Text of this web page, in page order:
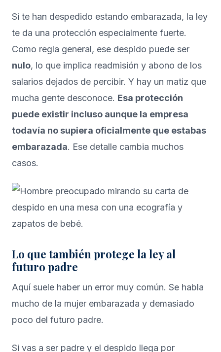
Si te han despedido estando embarazada, la ley
te da una protección especialmente fuerte.
Como regla general, ese despido puede ser
nulo, lo que implica readmisión y abono de los
salarios dejados de percibir. Y hay un matiz que
mucha gente desconoce. Esa protección
puede existir incluso aunque la empresa
todavía no supiera oficialmente que estabas
embarazada. Ese detalle cambia muchos
casos.
Lo que también protege la ley al
futuro padre
Aquí suele haber un error muy común. Se habla
mucho de la mujer embarazada y demasiado
poco del futuro padre.
Si vas a ser padre y el despido llega por